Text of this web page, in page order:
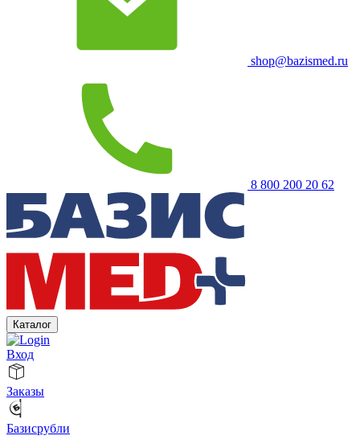
shop@bazismed.ru
8 800 200 20 62
Каталог
Вход
Заказы
Базисрубли